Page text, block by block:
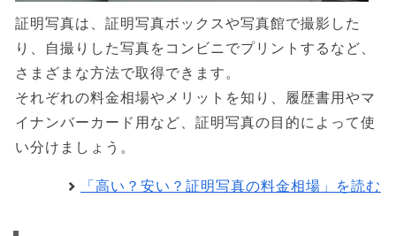
証明写真は、証明写真ボックスや写真館で撮影した
り、自撮りした写真をコンビニでプリントするなど、
さまざまな方法で取得できます。
それぞれの料金相場やメリットを知り、履歴書用やマ
イナンバーカード用など、証明写真の目的によって使
い分けましょう。
「高い？安い？証明写真の料金相場」を読む